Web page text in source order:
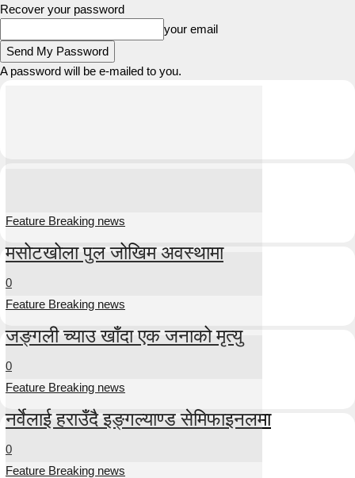
Recover your password
your email
A password will be e-mailed to you.
Feature Breaking news
मसोटखोला पुल जोखिम अवस्थामा
0
Feature Breaking news
जङ्गली च्याउ खाँदा एक जनाको मृत्यु
0
Feature Breaking news
नर्वेलाई हराउँदै इङ्गल्याण्ड सेमिफाइनलमा
0
Feature Breaking news